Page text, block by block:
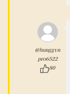
@hunggvn
pro6522
80